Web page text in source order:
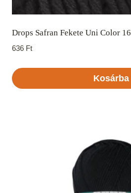
Drops Safran Fekete Uni Color 16
636 Ft
Kosárba